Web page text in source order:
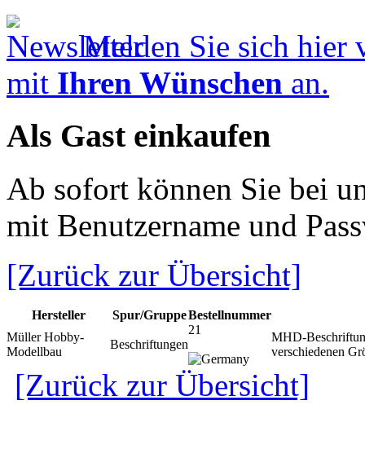
Melden Sie sich
mit Ihren Wünschen an.
Als Gast einkaufen
Ab sofort können Sie bei
mit Benutzername und
[Zurück zur Übersicht]
Hersteller Spur/GruppeBestellnummer
Müller Hobby-
Modellbau
Beschriftungen
21
MHD-
verschiedenen
[Zurück zur Übersicht]